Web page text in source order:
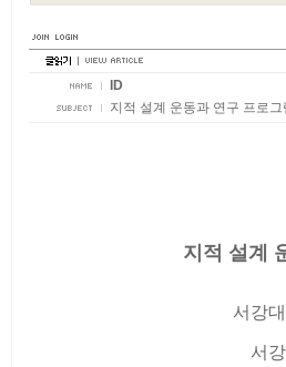
ID
지적 설계 운동과 연구 프로
지적 설계
서강
서